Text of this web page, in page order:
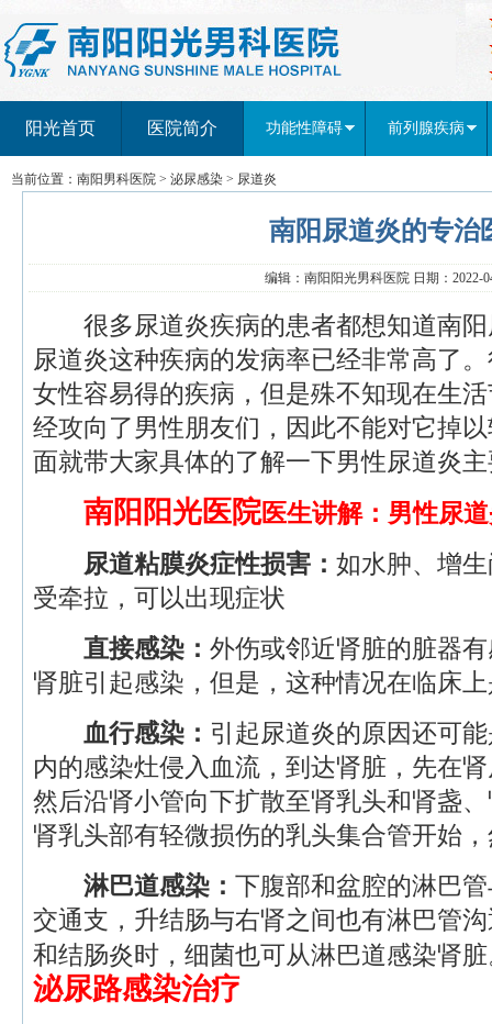
阳光首页 医院简介 功能性障碍 前列腺疾病
当前位置： 南阳男科医院 > 泌尿感染 > 尿道炎
南阳尿道炎的专治
编辑：南阳阳光男科医院 日期：2022-
很多尿道炎疾病的患者都想知道南阳
尿道炎这种疾病的发病率已经非常高了
女性容易得的疾病，但是殊不知现在生
经攻向了男性朋友们，因此不能对它掉
面就带大家具体的了解一下男性尿道炎
南阳阳光医院医生讲解：男性尿
尿道粘膜炎症性损害： 如水肿、增
受牵拉，可以出现症状
直接感染： 外伤或邻近肾脏的脏器
肾脏引起感染，但是，这种情况在临床
血行感染： 引起尿道炎的原因还可
内的感染灶侵入血流，到达肾脏，先在
然后沿肾小管向下扩散至肾乳头和肾盏
肾乳头部有轻微损伤的乳头集合管开始
淋巴道感染： 下腹部和盆腔的淋巴
交通支，升结肠与右肾之间也有淋巴管
和结肠炎时，细菌也可从淋巴道感染肾
泌尿路感染治疗